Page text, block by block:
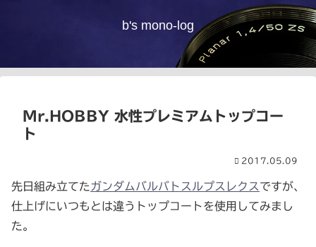
b's mono-log
Mr.HOBBY 水性プレミアムトップコー
ト
2017.05.09
先日組み立てたガンダムバルバトスルプスレクスですが、
仕上げにいつもとは違うトップコートを使用してみまし
た。